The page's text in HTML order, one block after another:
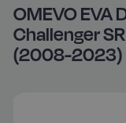
OMEVO
Challenger
(2008-2023)